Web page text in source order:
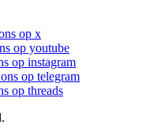
op x
op youtube
op instagram
op telegram
op threads